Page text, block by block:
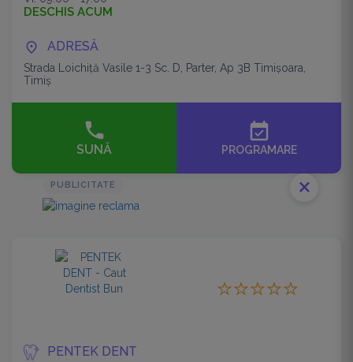
DESCHIS ACUM
ADRESĂ
Strada Loichiță Vasile 1-3 Sc. D, Parter, Ap 3B Timişoara,
Timiș
SUNĂ
event_available
PROGRAMARE
PUBLICITATE close
PENTEK DENT